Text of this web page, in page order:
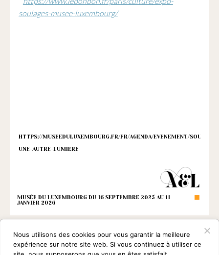
soulages-musee-luxembourg/
HTTPS://MUSEEDULUXEMBOURG.FR/FR/AGENDA/EVENEMENT/
UNE-AUTRE-LUMIERE
MUSÉE DU LUXEMBOURG DU 16 SEPTEMBRE 2025 AU 11
JANVIER 2026
Nous utilisons des cookies pour vous garantir la meilleure
expérience sur notre site web. Si vous continuez à utiliser ce